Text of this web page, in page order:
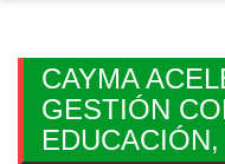
CAYMA
GESTIÓN